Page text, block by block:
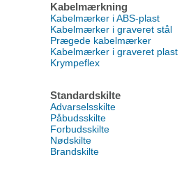
Kabelmærkning
Kabelmærker i ABS-plast
Kabelmærker i graveret stål
Prægede kabelmærker
Kabelmærker i graveret plast
Krympeflex
Standardskilte
Advarselsskilte
Påbudsskilte
Forbudsskilte
Nødskilte
Brandskilte